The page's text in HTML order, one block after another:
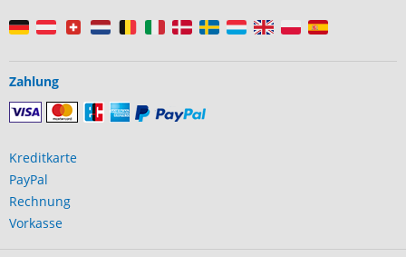
Zahlung
Kreditkarte
PayPal
Rechnung
Vorkasse